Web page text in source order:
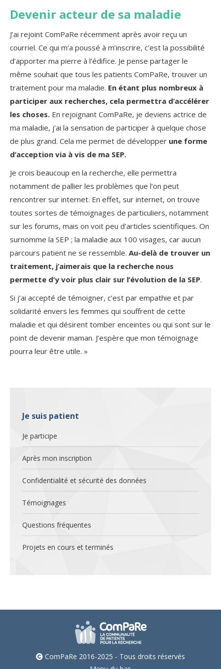
Devenir acteur de sa maladie
J’ai rejoint ComPaRe récemment après avoir reçu un
courriel. Ce qui m’a poussé à m’inscrire, c’est la possibilité
d’apporter ma pierre à l’édifice. Je pense partager le
même souhait que tous les patients ComPaRe, trouver un
traitement pour ma maladie. En étant plus nombreux à
participer aux recherches, cela permettra d’accélérer
les choses. En rejoignant ComPaRe, je deviens actrice de
ma maladie, j’ai la sensation de participer à quelque chose
de plus grand. Cela me permet de développer une forme
d’acception via à vis de ma SEP.
Je crois beaucoup en la recherche, elle permettra
notamment de pallier les problèmes que l’on peut
rencontrer sur internet. En effet, sur internet, on trouve
toutes sortes de témoignages de particuliers, notamment
sur les forums, mais on voit peu d’articles scientifiques. On
surnomme la SEP ; la maladie aux 100 visages, car aucun
parcours patient ne se ressemble. Au-delà de trouver un
traitement, j’aimerais que la recherche nous
permette d’y voir plus clair sur l’évolution de la SEP.
Si j’ai accepté de témoigner, c’est par empathie et par
solidarité envers les femmes qui souffrent de cette
maladie et qui désirent tomber enceintes ou qui sont sur le
point de devenir maman. J’espère que mon témoignage
pourra leur être utile. »
Je suis patient
Je participe
Après mon inscription
Confidentialité et sécurité des données
Témoignages
Questions fréquentes
Projets en cours et terminés
ComPaRe 2016-2025 - Tous droits réservés